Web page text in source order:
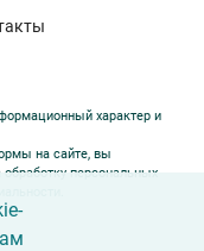
характер и
на сайте, вы
персональных